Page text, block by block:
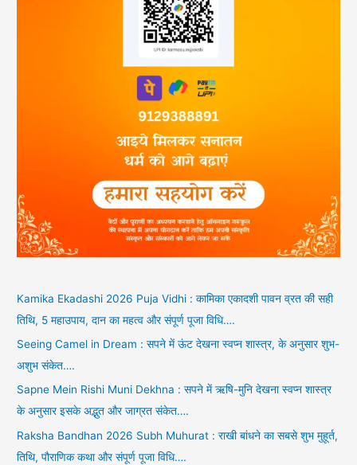
Kamika Ekadashi 2026 Puja Vidhi : कामिका एकादशी पावन व्रत की सही
तिथि, 5 महाउपाय, दान का महत्व और संपूर्ण पूजा विधि….
Seeing Camel in Dream : सपने में ऊंट देखना स्वप्न शास्त्र, के अनुसार शुभ-
अशुभ संकेत….
Sapne Mein Rishi Muni Dekhna : सपने में ऋषि-मुनि देखना स्वप्न शास्त्र
के अनुसार इसके अद्भुत और जाग्रत संकेत….
Raksha Bandhan 2026 Subh Muhurat : राखी बांधने का सबसे शुभ मुहूर्त,
तिथि, पौराणिक कथा और संपूर्ण पूजा विधि….